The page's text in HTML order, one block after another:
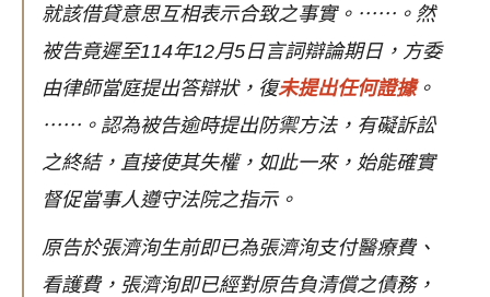
就該借貸意思互相表示合致之事實。⋯⋯。然
被告竟遲至114年12月5日言詞辯論期日，方委
由律師當庭提出答辯狀，復未提出任何證據。
⋯⋯。認為被告逾時提出防禦方法，有礙訴訟
之終結，直接使其失權，如此一來，始能確實
督促當事人遵守法院之指示。
原告於張濟洵生前即已為張濟洵支付醫療費、
看護費，張濟洵即已經對原告負清償之債務，